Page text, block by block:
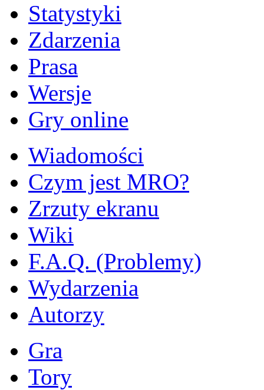
Statystyki
Zdarzenia
Prasa
Wersje
Gry online
Wiadomości
Czym jest MRO?
Zrzuty ekranu
Wiki
F.A.Q. (Problemy)
Wydarzenia
Autorzy
Gra
Tory